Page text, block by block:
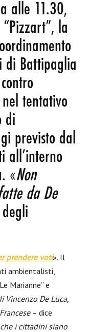
alle 11.30,
la
di Battipaglia
tentativo
di
previsto dal
all’interno
«Non
da De
prendere voti». Il
ambientalisti,
Marianne” e
Vincenzo De Luca,
– dice
che i cittadini siano